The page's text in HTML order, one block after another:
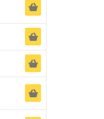
Ä
Ä
Ä
Ä